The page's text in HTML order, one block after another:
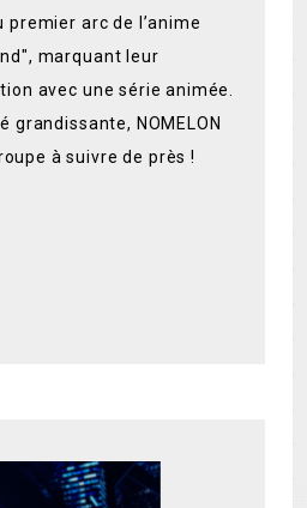
arc de l’anime
marquant leur
avec une série animée.
grandissante, NOMELON
à suivre de près !